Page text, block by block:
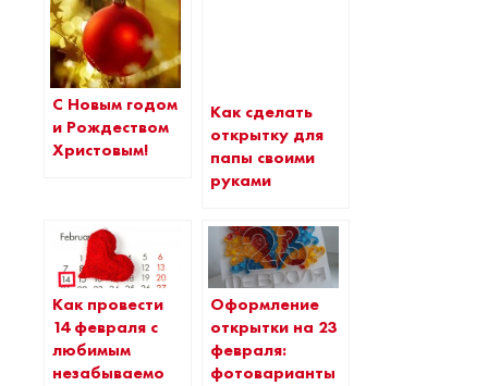
С Новым годом
и Рождеством
Христовым!
Как сделать
открытку для
папы своими
руками
Как провести
14 февраля с
любимым
незабываемо
Оформление
открытки на 23
февраля:
фотоварианты